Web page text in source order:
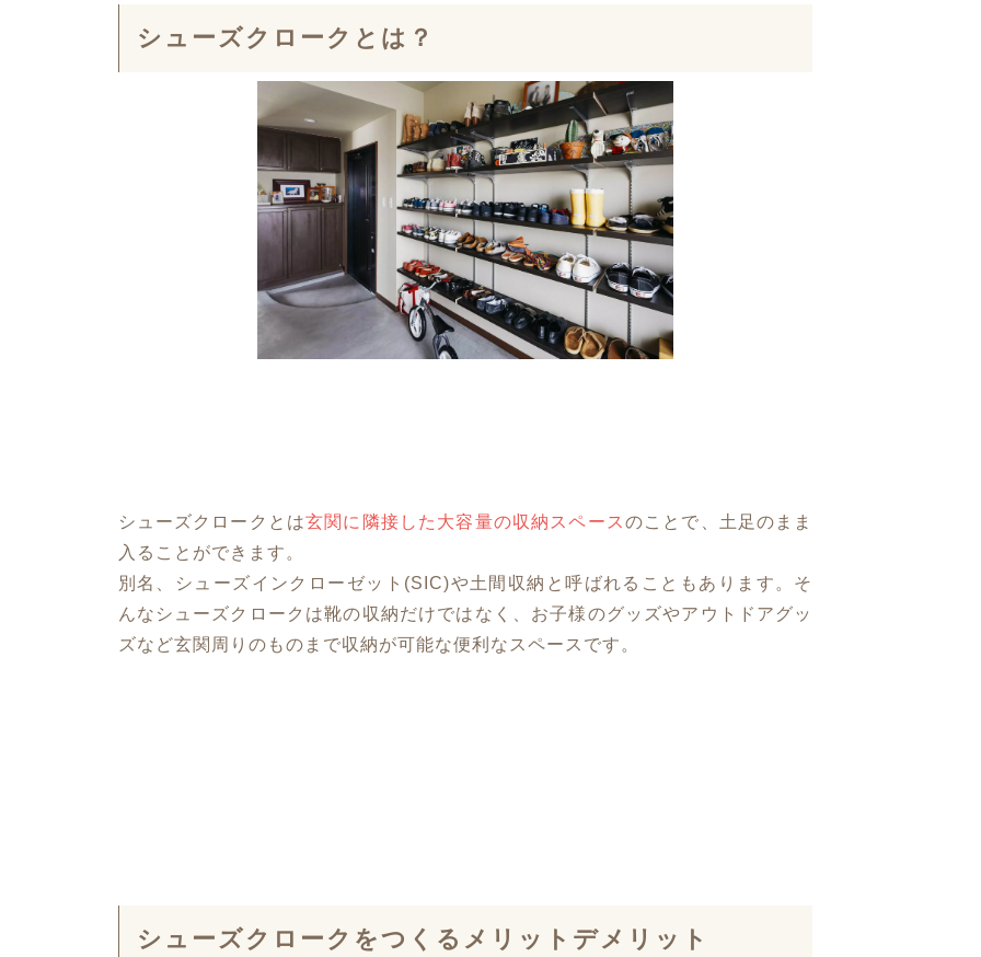
シューズクロークとは？
シューズクロークとは玄関に隣接した大容量の収納スペース のことで、土足のまま
入ることができます。
別名、シューズインクローゼット(SIC)や土間収納と呼ばれることもあります。そ
んなシューズクロークは靴の収納だけではなく、お子様のグッズやアウトドアグッ
ズなど玄関周りのものまで収納が可能な便利なスペースです。
シューズクロークをつくるメリットデメリット